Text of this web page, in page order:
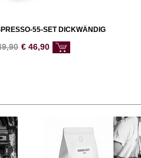
55-SET DICKWÄNDIG
€ 46,90